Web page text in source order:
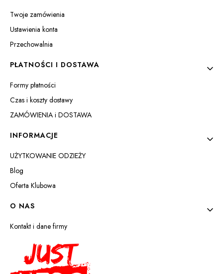
Twoje zamówienia
Ustawienia konta
Przechowalnia
PŁATNOŚCI I DOSTAWA
Formy płatności
Czas i koszty dostawy
ZAMÓWIENIA i DOSTAWA
INFORMACJE
UŻYTKOWANIE ODZIEŻY
Blog
Oferta Klubowa
O NAS
Kontakt i dane firmy